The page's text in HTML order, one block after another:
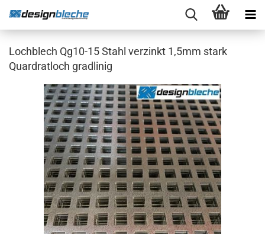
Lochblech Qg10-15 Stahl verzinkt 1,5mm stark
Quardratloch gradlinig